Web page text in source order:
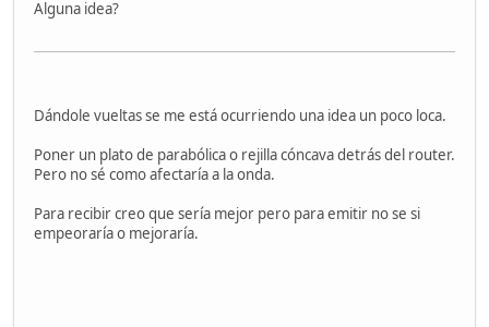
Alguna idea?
Dándole vueltas se me está ocurriendo una idea un poco loca.
Poner un plato de parabólica o rejilla cóncava detrás del router.
Pero no sé como afectaría a la onda.
Para recibir creo que sería mejor pero para emitir no se si
empeoraría o mejoraría.